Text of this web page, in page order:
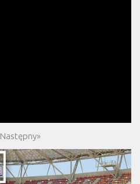
Następny»